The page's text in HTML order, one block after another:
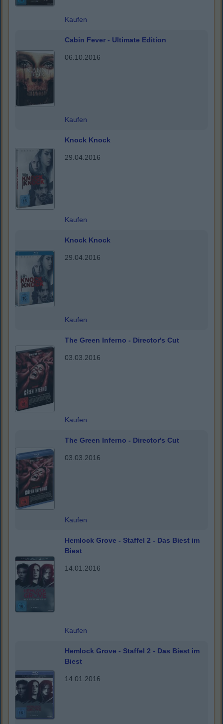
Kaufen
Cabin Fever - Ultimate Edition
06.10.2016
Kaufen
Knock Knock
29.04.2016
Kaufen
Knock Knock
29.04.2016
Kaufen
The Green Inferno - Director's Cut
03.03.2016
Kaufen
The Green Inferno - Director's Cut
03.03.2016
Kaufen
Hemlock Grove - Staffel 2 - Das Biest im
Biest
14.01.2016
Kaufen
Hemlock Grove - Staffel 2 - Das Biest im
Biest
14.01.2016